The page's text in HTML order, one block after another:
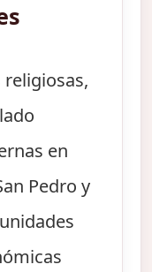
en
Pedro y